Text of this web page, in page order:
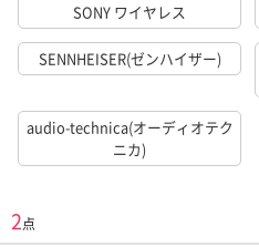
SONY ワイヤレス
SENNHEISER(ゼンハイザー)
audio-technica(オーディオテク
ニカ)
2点